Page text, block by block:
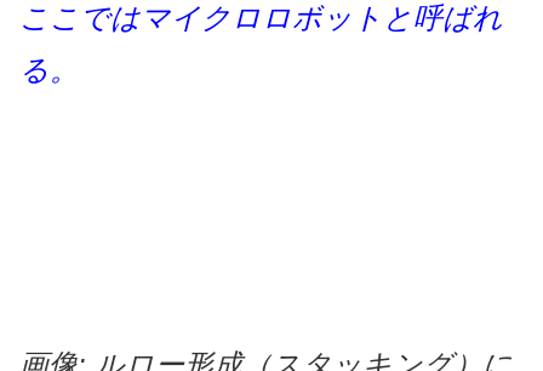
ここではマイクロロボットと呼ばれ
る。
画像: ルロー形成（スタッキング）に